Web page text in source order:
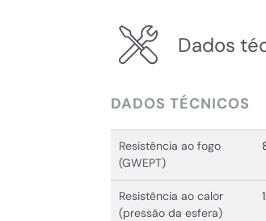
Dados
DADOS TÉCNICOS
Resistência ao fogo
(GWEPT)
Resistência ao calor
(pressão da esfera)